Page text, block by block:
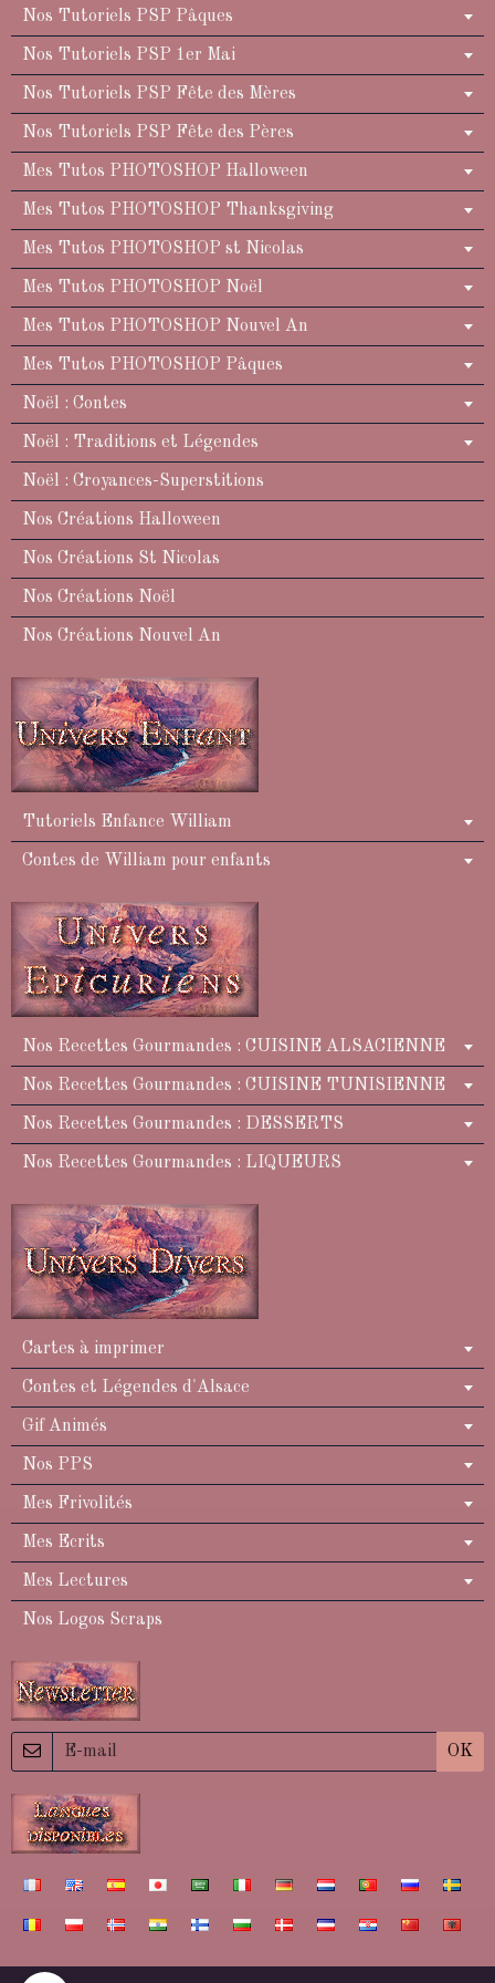
Nos Tutoriels PSP Pâques
Nos Tutoriels PSP 1er Mai
Nos Tutoriels PSP Fête des Mères
Nos Tutoriels PSP Fête des Pères
Mes Tutos PHOTOSHOP Halloween
Mes Tutos PHOTOSHOP Thanksgiving
Mes Tutos PHOTOSHOP st Nicolas
Mes Tutos PHOTOSHOP Noël
Mes Tutos PHOTOSHOP Nouvel An
Mes Tutos PHOTOSHOP Pâques
Noël : Contes
Noël : Traditions et Légendes
Noël : Croyances-Superstitions
Nos Créations Halloween
Nos Créations St Nicolas
Nos Créations Noël
Nos Créations Nouvel An
Tutoriels Enfance William
Contes de William pour enfants
Nos Recettes Gourmandes : CUISINE ALSACIENNE
Nos Recettes Gourmandes : CUISINE TUNISIENNE
Nos Recettes Gourmandes : DESSERTS
Nos Recettes Gourmandes : LIQUEURS
Cartes à imprimer
Contes et Légendes d'Alsace
Gif Animés
Nos PPS
Mes Frivolités
Mes Ecrits
Mes Lectures
Nos Logos Scraps
OK